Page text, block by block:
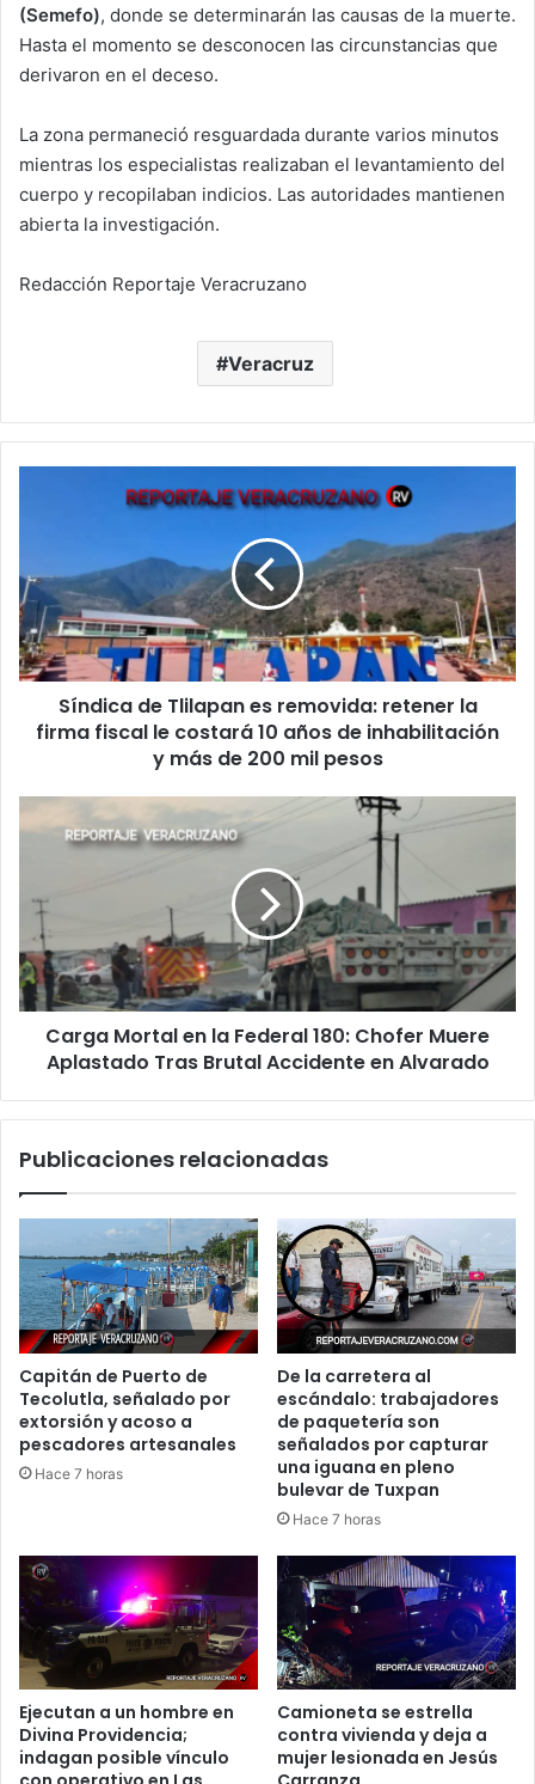
(Semefo), donde se determinarán las causas de la muerte.
Hasta el momento se desconocen las circunstancias que
derivaron en el deceso.
La zona permaneció resguardada durante varios minutos
mientras los especialistas realizaban el levantamiento del
cuerpo y recopilaban indicios. Las autoridades mantienen
abierta la investigación.
Redacción Reportaje Veracruzano
Veracruz
removida:
retener
la
firma
fiscal
costará
inhabilitación
de
200
mil
pesos
Síndica de Tlilapan es removida: retener la
firma fiscal le costará 10 años de inhabilitación
y más de 200 mil pesos
Carga
Mortal
Federal
180:
Chofer
Muere
Aplastado
Tras
Brutal
Carga Mortal en la Federal 180: Chofer Muere
Aplastado Tras Brutal Accidente en Alvarado
Publicaciones relacionadas
Capitán de Puerto de
Tecolutla, señalado por
extorsión y acoso a
pescadores artesanales
Hace 7 horas
De la carretera al
escándalo: trabajadores
de paquetería son
señalados por capturar
una iguana en pleno
bulevar de Tuxpan
Hace 7 horas
Ejecutan a un hombre en
Divina Providencia;
indagan posible vínculo
Camioneta se estrella
contra vivienda y deja a
mujer lesionada en Jesús